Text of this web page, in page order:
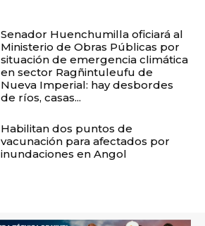
Senador Huenchumilla oficiará al
Ministerio de Obras Públicas por
situación de emergencia climática
en sector Ragñintuleufu de
Nueva Imperial: hay desbordes
de ríos, casas...
Habilitan dos puntos de
vacunación para afectados por
inundaciones en Angol